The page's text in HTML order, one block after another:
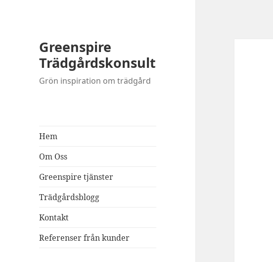
Greenspire
Trädgårdskonsult
Grön inspiration om trädgård
Hem
Om Oss
Greenspire tjänster
Trädgårdsblogg
Kontakt
Referenser från kunder